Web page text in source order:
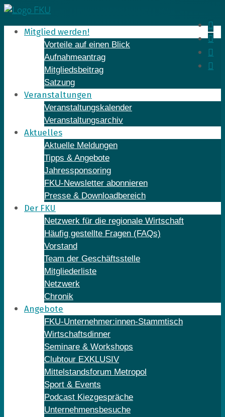
Skip
to
contentMitglied werden!
Vorteile auf einen Blick
Aufnahmeantrag
Mitgliedsbeitrag
Satzung
Veranstaltungen
Veranstaltungskalender
Veranstaltungsarchiv
Aktuelles
Aktuelle Meldungen
Tipps & Angebote
Jahressponsoring
FKU-Newsletter abonnieren
Presse & Downloadbereich
Der FKU
Netzwerk für die regionale Wirtschaft
Häufig gestellte Fragen (FAQs)
Vorstand
Team der Geschäftsstelle
Mitgliederliste
Netzwerk
Chronik
Angebote
FKU-Unternehmer:innen-Stammtisch
Wirtschaftsdinner
Seminare & Workshops
Clubtour EXKLUSIV
Mittelstandsforum Metropol
Sport & Events
Podcast Kiezgespräche
Unternehmensbesuche